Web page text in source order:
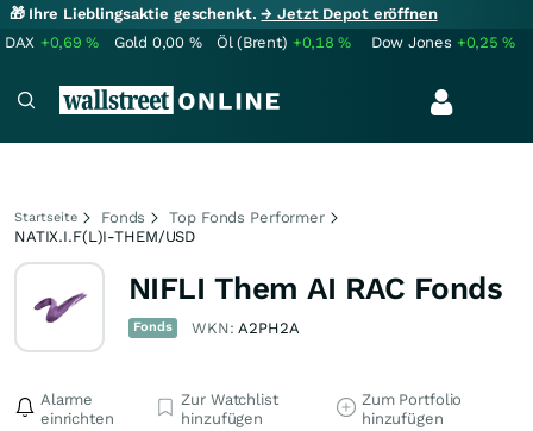
🎁 Ihre Lieblingsaktie geschenkt.→ Jetzt Depot eröffnen
DAX +0,69% Gold 0,00 % Öl (Brent) +0,18% Dow Jones +0,25%
Startseite Fonds
Top Fonds Performer
NATIX.I.F(L)I-THEM/USD
NIFLI Them AI RAC Fonds
Fonds WKN:A2PH2A
Alarme
einrichten
Zur Watchlist
hinzufügen
Zum Portfolio
hinzufügen